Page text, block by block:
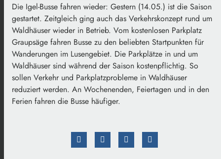
Die Igel-Busse fahren wieder: Gestern (14.05.) ist die Saison
gestartet. Zeitgleich ging auch das Verkehrskonzept rund um
Waldhäuser wieder in Betrieb. Vom kostenlosen Parkplatz
Graupsäge fahren Busse zu den beliebten Startpunkten für
Wanderungen im Lusengebiet. Die Parkplätze in und um
Waldhäuser sind während der Saison kostenpflichtig. So
sollen Verkehr und Parkplatzprobleme in Waldhäuser
reduziert werden. An Wochenenden, Feiertagen und in den
Ferien fahren die Busse häufiger.